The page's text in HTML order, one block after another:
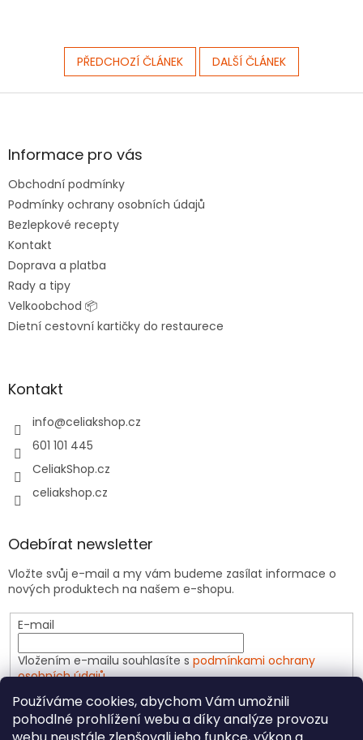
Používáme cookies, abychom Vám umožnili
pohodlné prohlížení webu a díky analýze provozu
PŘEDCHOZÍ ČLÁNEK DALŠÍ ČLÁNEK
Z
aInformace pro vás
Obchodní podmínky
Podmínky ochrany osobních údajů
Bezlepkové recepty
Kontakt
Doprava a platba
Rady a tipy
Velkoobchod 📦
Dietní cestovní kartičky do restaurece
Kontakt
info@celiakshop.cz
601 101 445
CeliakShop.cz
celiakshop.cz
Odebírat newsletter
Vložte svůj e-mail a my vám budeme zasílat informace o
nových produktech na našem e-shopu.
E-mail
Vložením e-mailu souhlasíte s podmínkami ochrany
osobních údajů
PŘIHLÁSIT SE